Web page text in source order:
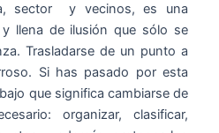
sector y vecinos, es una
y llena de ilusión que sólo se
Trasladarse de un punto a
Si has pasado por esta
que significa cambiarse de
organizar, clasificar,